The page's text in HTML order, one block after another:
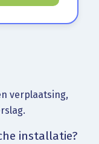
verplaatsing,
installatie?